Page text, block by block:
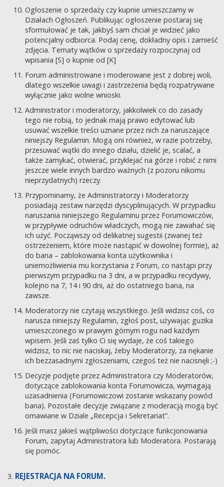
Ogłoszenie o sprzedaży czy kupnie umieszczamy w
Działach Ogłoszeń. Publikując ogłoszenie postaraj się
sformułować je tak, jakbyś sam chciał je widzieć jako
potencjalny odbiorca. Podaj cenę, dokładny opis i zamieść
zdjęcia. Tematy wątków o sprzedaży rozpoczynaj od
wpisania [S] o kupnie od [K]
Forum administrowane i moderowane jest z dobrej woli,
dlatego wszelkie uwagi i zastrzeżenia będą rozpatrywane
wyłącznie jako wolne wnioski.
Administrator i moderatorzy, jakkolwiek co do zasady
tego nie robią, to jednak mają prawo edytować lub
usuwać wszelkie treści uznane przez nich za naruszające
niniejszy Regulamin. Mogą oni również, w razie potrzeby,
przesuwać wątki do innego działu, dzielić je, scalać, a
także zamykać, otwierać, przyklejać na górze i robić z nimi
jeszcze wiele innych bardzo ważnych (z pozoru nikomu
nieprzydatnych) rzeczy.
Przypominamy, że Administratorzy i Moderatorzy
posiadają zestaw narzędzi dyscyplinujących. W przypadku
naruszania niniejszego Regulaminu przez Forumowiczów,
w przypływie odruchów władczych, mogą nie zawahać się
ich użyć. Począwszy od delikatnej sugestii (zwanej też
ostrzeżeniem, które może nastąpić w dowolnej formie), aż
do bana – zablokowania konta użytkownika i
uniemożliwienia mu korzystania z Forum, co nastąpi przy
pierwszym przypadku na 3 dni, a w przypadku recydywy,
kolejno na 7, 14 i 90 dni, aż do ostatniego bana, na
zawsze.
Moderatorzy nie czytają wszystkiego. Jeśli widzisz coś, co
narusza niniejszy Regulamin, zgłoś post, używając guzika
umieszczonego w prawym górnym rogu nad każdym
wpisem. Jeśli zaś tylko Ci się wydaje, że coś takiego
widzisz, to nic nie naciskaj, żeby Moderatorzy, za nękanie
ich bezzasadnymi zgłoszeniami, czegoś też nie nacisnęli ;-)
Decyzje podjęte przez Administratora czy Moderatorów,
dotyczące zablokowania konta Forumowicza, wymagają
uzasadnienia (Forumowiczowi zostanie wskazany powód
bana). Pozostałe decyzje związane z moderacją mogą być
omawiane w Dziale „Recepcja i Sekretariat”.
Jeśli masz jakieś wątpliwości dotyczące funkcjonowania
Forum, zapytaj Administratora lub Moderatora. Postarają
się pomóc.
REJESTRACJA NA FORUM.